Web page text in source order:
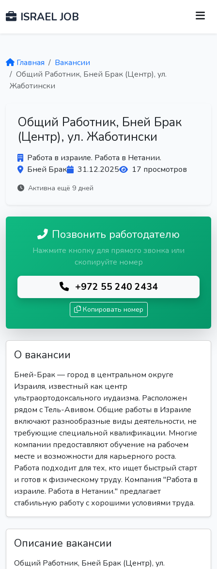
ISRAEL JOB
Главная
Вакансии
Общий Работник, Бней Брак (Центр), ул.
Жаботински
Общий Работник, Бней Брак
(Центр), ул. Жаботински
Работа в израиле. Работа в Нетании.
Бней Брак
31.12.2025 17 просмотров
Активна ещё 9 дней
Позвонить работодателю
Нажмите кнопку для прямого звонка или
скопируйте номер
+972 55 240 2434
Копировать номер
О вакансии
Бней-Брак — город в центральном округе
Израиля, известный как центр
ультраортодоксального иудаизма. Расположен
рядом с Тель-Авивом. Общие работы в Израиле
включают разнообразные виды деятельности, не
требующие специальной квалификации. Многие
компании предоставляют обучение на рабочем
месте и возможности для карьерного роста.
Работа подходит для тех, кто ищет быстрый старт
и готов к физическому труду. Компания "Работа в
израиле. Работа в Нетании." предлагает
стабильную работу с хорошими условиями труда.
Описание вакансии
Общий Работник, Бней Брак (Центр), ул.